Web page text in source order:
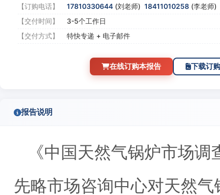
【订购电话】
17810330644 (刘老师) 18411010258 (李老师)
【交付时间】
3-5个工作日
【交付方式】
特快专递 + 电子邮件
在线订购本报告 下载订
报告说明
《中国天然气锅炉市场
先略市场咨询中心对天然